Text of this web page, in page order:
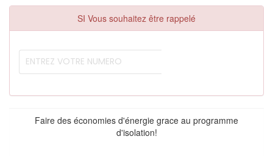
SI Vous souhaitez être rappelé
Faire des économies d'énergie grace au programme
d'isolation!